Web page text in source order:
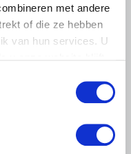
met andere
of die ze hebben
van hun services. U